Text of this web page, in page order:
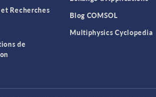
Recherches
de
Blog COMSOL
Multiphysics Cyclopedia